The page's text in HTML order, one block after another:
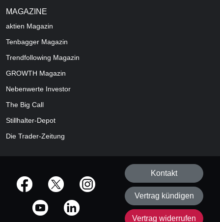
MAGAZINE
aktien Magazin
Tenbagger Magazin
Trendfollowing Magazin
GROWTH Magazin
Nebenwerte Investor
The Big Call
Stillhalter-Depot
Die Trader-Zeitung
offizielle Social Media-Accounts
Kontakt
Vertrag kündigen
Vertrag widerrufen